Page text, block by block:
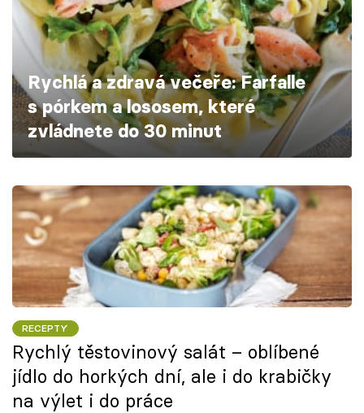
Škola vaření
Recepty z TV
Speciál: Cuketa
Těhotnej kuchař
Přihlášení
Sledujte nás
Rychlá a zdravá večeře: Farfalle
s pórkem a lososem, které
zvládnete do 30 minut
RECEPTY
Rychlý těstovinový salát – oblíbené
jídlo do horkých dní, ale i do krabičky
na výlet i do práce